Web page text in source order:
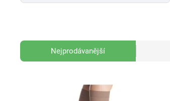
Nejprodávanější